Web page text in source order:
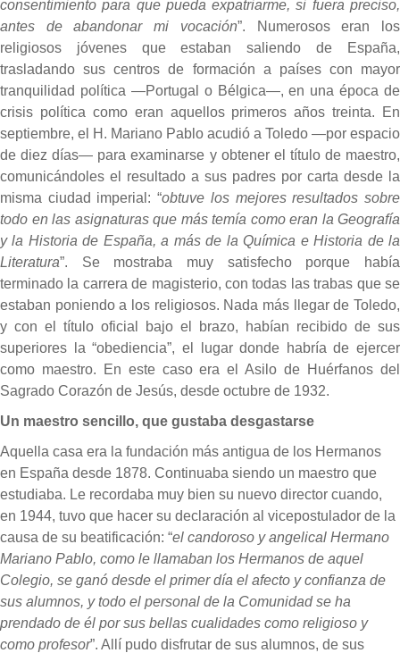
consentimiento para que pueda expatriarme, si fuera preciso,
antes de abandonar mi vocación”. Numerosos eran los
religiosos jóvenes que estaban saliendo de España,
trasladando sus centros de formación a países con mayor
tranquilidad política —Portugal o Bélgica—, en una época de
crisis política como eran aquellos primeros años treinta. En
septiembre, el H. Mariano Pablo acudió a Toledo —por espacio
de diez días— para examinarse y obtener el título de maestro,
comunicándoles el resultado a sus padres por carta desde la
misma ciudad imperial: “obtuve los mejores resultados sobre
todo en las asignaturas que más temía como eran la Geografía
y la Historia de España, a más de la Química e Historia de la
Literatura”. Se mostraba muy satisfecho porque había
terminado la carrera de magisterio, con todas las trabas que se
estaban poniendo a los religiosos. Nada más llegar de Toledo,
y con el título oficial bajo el brazo, habían recibido de sus
superiores la “obediencia”, el lugar donde habría de ejercer
como maestro. En este caso era el Asilo de Huérfanos del
Sagrado Corazón de Jesús, desde octubre de 1932.
Un maestro sencillo, que gustaba desgastarse
Aquella casa era la fundación más antigua de los Hermanos
en España desde 1878. Continuaba siendo un maestro que
estudiaba. Le recordaba muy bien su nuevo director cuando,
en 1944, tuvo que hacer su declaración al vicepostulador de la
causa de su beatificación: “el candoroso y angelical Hermano
Mariano Pablo, como le llamaban los Hermanos de aquel
Colegio, se ganó desde el primer día el afecto y confianza de
sus alumnos, y todo el personal de la Comunidad se ha
prendado de él por sus bellas cualidades como religioso y
como profesor”. Allí pudo disfrutar de sus alumnos, de sus